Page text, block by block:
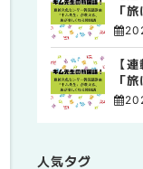
「
尾に
【
「
尾に
人気タグ